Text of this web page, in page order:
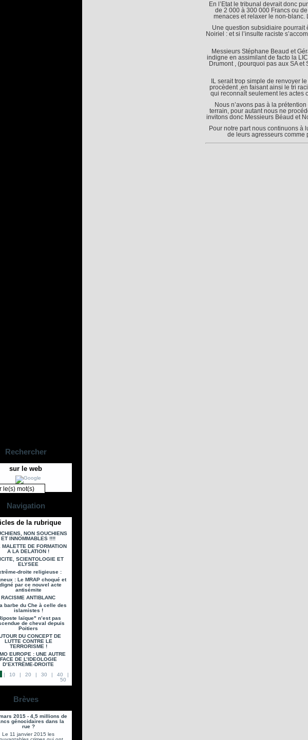
En l’Etat le tribunal devrait donc
de 2 000 à 300 000 Francs ou
menaces et relaxer le non-blanc.
Une question subsidiaire pourrait
Noiriel : et si l’insulte raciste
Messieurs Stéphane Beaud et
indigne en assimilant de facto la
Drumont , (pourquoi pas aux SA
IL serait trop simple de renvoyer
procèdent ,en faisant ainsi le tri
qui reconnaît seulement les actes
Nous n’avons pas à la
terrain, pour autant nous ne
invitons donc Messieurs Béaud et
Pour notre part nous continuons à
de leurs agresseurs comme
Rechercher
sur le web
Navigation
de la rubrique
NON SOUCHIENS
ET INNOMMABLES !!!!
MALETTE DE FORMATION
A LA DELATION !
SCIENTOLOGIE ET
ELYSEE
droite religieuse :
: Le MRAP choqué et
par ce nouvel acte
antisémite
RACISME ANTIBLANC
barbe du Che à celle des
islamistes !
laïque" n’est pas
de cheval depuis
Poitiers
DU CONCEPT DE
LUTTE CONTRE LE
TERRORISME !
EUROPE : UNE AUTRE
FACE DE L’IDEOLOGIE
D’EXTRËME-DROITE
|
10 | 20 | 30 | 40
|
50
Brèves
2015 - 4,5 millions de
génocidaires dans la
rue ?
Le 11 janvier 2015 les